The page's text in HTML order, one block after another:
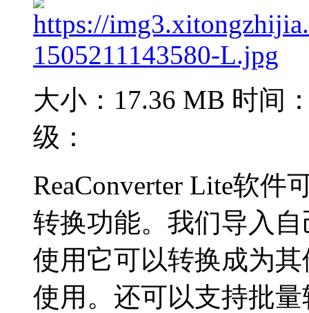
大小：17.36 MB 时间
级：
ReaConverter Lite软
转换功能。我们导入
使用它可以转换成为
使用。还可以支持批